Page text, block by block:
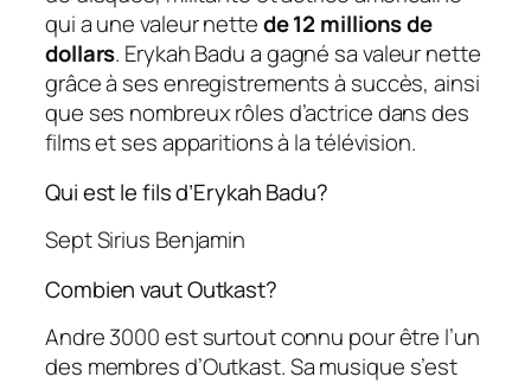
qui a une valeur nettede 12 millions de
dollars. Erykah Badu a gagné sa valeur nette
grâce à ses enregistrements à succès, ainsi
que ses nombreux rôles d’actrice dans des
films et ses apparitions à la télévision.
Qui est le fils d’Erykah Badu?
Sept Sirius Benjamin
Combien vaut Outkast?
Andre 3000 est surtout connu pour être l’un
des membres d’Outkast. Sa musique s’est